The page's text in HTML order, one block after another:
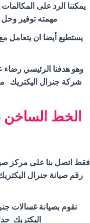
مهمته توفير
يستطيع أيضا ان يتعامل
وهو هدفنا الرئيسي رضاء
شركة جنرال اليكتريك
الخط الساخن
فقط اتصل بنا على مركز
رقم صيانة جنرال
نقوم بصيانة غسالات
اليكتريك